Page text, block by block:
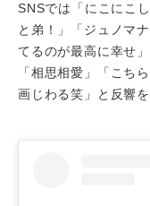
SNSでは「にこにこ
と弟！」「ジュノマ
てるのが最高に幸せ
「相思相愛」「こち
画じわる笑」と反響を